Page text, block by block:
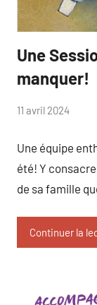
Cat&Vie
Une
manquer!
par
11 avril 2024
Une équipe
été! Y
de sa famille
Continuer la